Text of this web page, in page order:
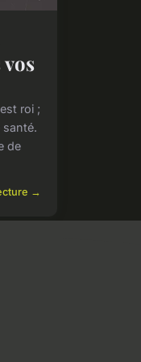
roi ;
de
→